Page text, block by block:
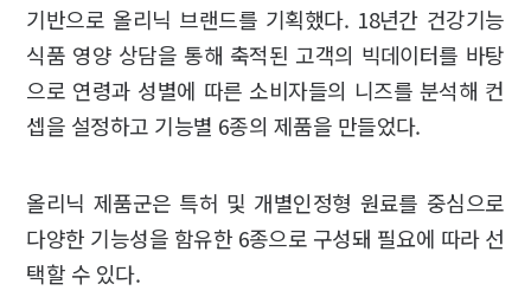
기반으로 올리닉 브랜드를 기획했다. 18년간 건강기능
식품 영양 상담을 통해 축적된 고객의 빅데이터를 바탕
으로 연령과 성별에 따른 소비자들의 니즈를 분석해 컨
셉을 설정하고 기능별 6종의 제품을 만들었다.
올리닉 제품군은 특허 및 개별인정형 원료를 중심으로
다양한 기능성을 함유한 6종으로 구성돼 필요에 따라 선
택할 수 있다.